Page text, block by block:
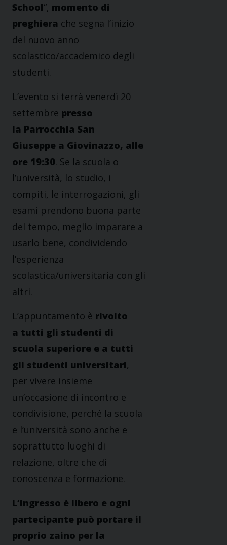
School“, momento di
preghiera che segna l’inizio
del nuovo anno
scolastico/accademico degli
studenti.
L’evento si terrà venerdì 20
settembre presso
la Parrocchia San
Giuseppe a Giovinazzo, alle
ore 19:30. Se la scuola o
l’università, lo studio, i
compiti, le interrogazioni, gli
esami prendono buona parte
del tempo, meglio imparare a
usarlo bene, condividendo
l’esperienza
scolastica/universitaria con gli
altri.
L’appuntamento è rivolto
a tutti gli studenti di
scuola superiore e a tutti
gli studenti universitari,
per vivere insieme
un’occasione di incontro e
condivisione, perché la scuola
e l’università sono anche e
soprattutto luoghi di
relazione, oltre che di
conoscenza e formazione.
L’ingresso è libero e ogni
partecipante può portare il
proprio zaino per la